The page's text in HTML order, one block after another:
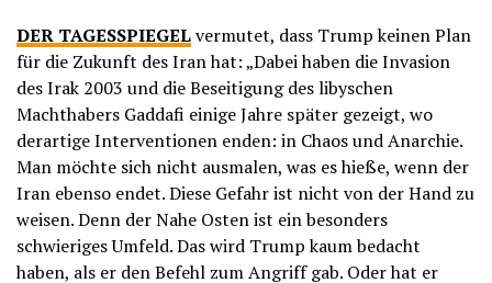
DER TAGESSPIEGELvermutet, dass Trump keinen Plan
für die Zukunft des Iran hat: „Dabei haben die Invasion
des Irak 2003 und die Beseitigung des libyschen
Machthabers Gaddafi einige Jahre später gezeigt, wo
derartige Interventionen enden: in Chaos und Anarchie.
Man möchte sich nicht ausmalen, was es hieße, wenn der
Iran ebenso endet. Diese Gefahr ist nicht von der Hand zu
weisen. Denn der Nahe Osten ist ein besonders
schwieriges Umfeld. Das wird Trump kaum bedacht
haben, als er den Befehl zum Angriff gab. Oder hat er